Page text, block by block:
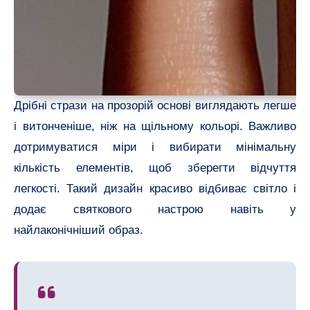
Дрібні стрази на прозорій основі виглядають легше
і витонченіше, ніж на щільному кольорі. Важливо
дотримуватися міри і вибирати мінімальну
кількість елементів, щоб зберегти відчуття
легкості. Такий дизайн красиво відбиває світло і
додає святкового настрою навіть у
найлаконічніший образ.